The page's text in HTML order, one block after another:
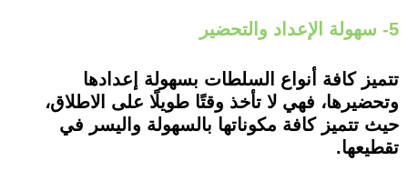
5- سهولة الإعداد والتحضير
تتميز كافة أنواع السلطات بسهولة إعدادها
وتحضيرها، فهي لا تأخذ وقتًا طويلًا على الاطلاق،
حيث تتميز كافة مكوناتها بالسهولة واليسر في
تقطيعها.